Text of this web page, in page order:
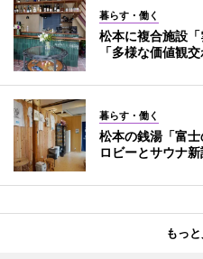
暮らす・働く
松本に複合施設
「多様な価値観
暮らす・働く
松本の銭湯「富
ロビーとサウナ新
もっ